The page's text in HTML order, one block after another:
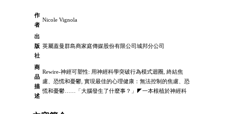
作
者
Nicole Vignola
出
版
社
英屬蓋曼群島商家庭傳媒股份有限公司城邦分公司
商
品
描
述
Rewire-神經可塑性: 用神經科學突破行為模式迴圈, 終結焦
慮、恐慌和憂鬱, 實現最佳的心理健康：無法控制的焦慮、恐
慌和憂鬱……「大腦發生了什麼事？」◤一本根植於神經科